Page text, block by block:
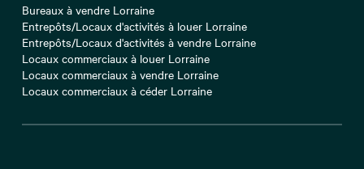
Bureaux à vendre Lorraine
Entrepôts/Locaux d'activités à louer Lorraine
Entrepôts/Locaux d'activités à vendre Lorraine
Locaux commerciaux à louer Lorraine
Locaux commerciaux à vendre Lorraine
Locaux commerciaux à céder Lorraine